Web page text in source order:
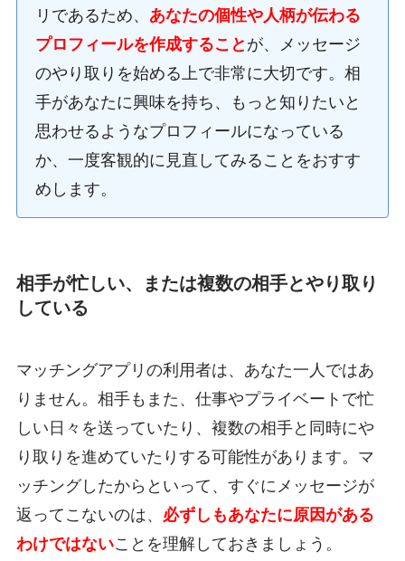
リであるため、 あなたの個性や人柄が伝わる
プロフィールを作成すること が、メッセージ
のやり取りを始める上で非常に大切です。相
手があなたに興味を持ち、もっと知りたいと
思わせるようなプロフィールになっている
か、一度客観的に見直してみることをおすす
めします。
相手が忙しい、または複数の相手とやり取り
している
マッチングアプリの利用者は、あなた一人ではあ
りません。相手もまた、仕事やプライベートで忙
しい日々を送っていたり、複数の相手と同時にや
り取りを進めていたりする可能性があります。マ
ッチングしたからといって、すぐにメッセージが
返ってこないのは、 必ずしもあなたに原因がある
わけではないことを理解しておきましょう。